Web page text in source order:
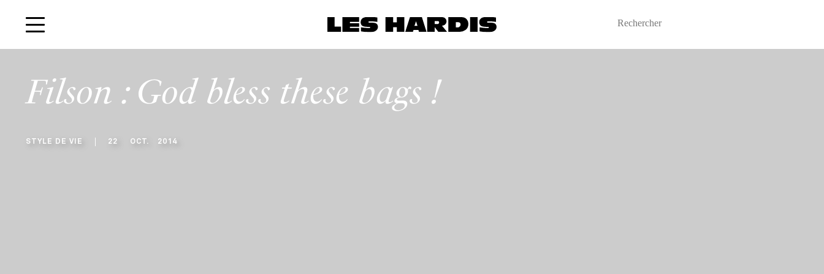
Filson : God bless these bags !
STYLE DE VIE 22 OCT. 2014